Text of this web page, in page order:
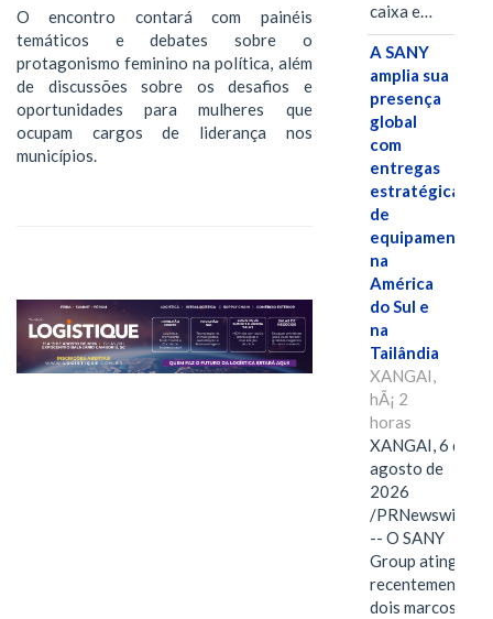
O encontro contará com painéis
temáticos e debates sobre o
protagonismo feminino na política, além
de discussões sobre os desafios e
oportunidades para mulheres que
ocupam cargos de liderança nos
municípios.
caixa e…
A SANY
amplia sua
presença
global
com
entregas
estratégicas
de
equipamentos
na
América
do Sul e
na
Tailândia
XANGAI,
hÃ¡ 2
horas
XANGAI, 6 de
agosto de
2026
/PRNewswire/
-- O SANY
Group atingiu
recentemente
dois marcos